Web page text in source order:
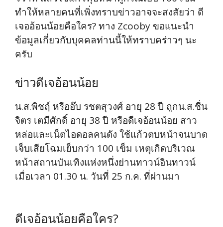
ทำให้หลายคนที่เพิ่งทราบข่าวอาจจะสงสัยว่า ดี
เจออ้อนน้อยคือใคร? ทาง Zcooby ขอแนะนำ
ข้อมูลเกี่ยวกับบุคคลท่านนี้ให้ทราบคร่าวๆ นะ
ครับ
ข่าวดีเจอ้อนน้อย
น.ส.พิชฤ์ หรืออ๊บ รชตสุวงศ์ อายุ 28 ปี ถูกน.ส.ชื่น
จิตร เตมีศักดิ์ อายุ 38 ปี หรือดีเจอ้อนน้อย สาว
หล่อและเน็ตไอดอลคนดัง ใช้แก้วตบหน้าจนบาด
เจ็บเสียโฉมเย็บกว่า 100 เข็ม เหตุเกิดบริเวณ
หน้าสถานบันเทิงแห่งหนึ่งย่านทาวน์อินทาวน์
เมื่อเวลา 01.30 น. วันที่ 25 ก.ค. ที่ผ่านมา
ดีเจอ้อนน้อยคือใคร?